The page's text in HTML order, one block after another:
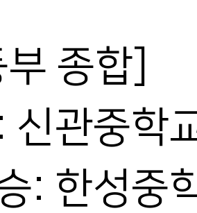
부 종합]
신관중학
: 한성중